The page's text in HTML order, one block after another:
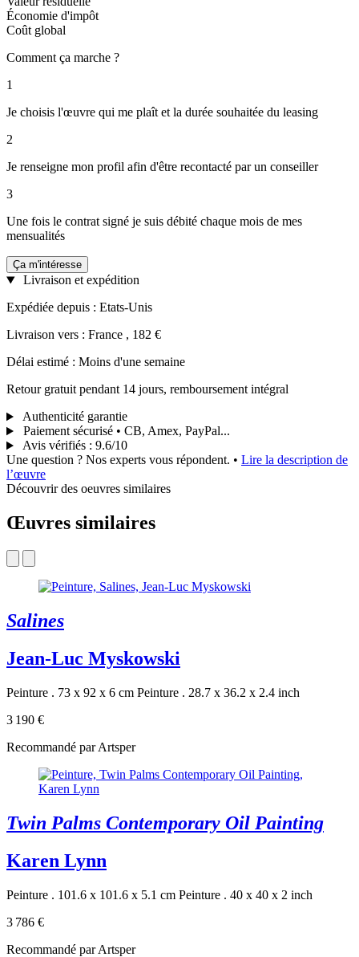
Économie d'impôt
Coût global
Comment ça marche ?
1
Je choisis l'œuvre qui me plaît et la durée souhaitée du leasing
2
Je renseigne mon profil afin d'être recontacté par un conseiller
3
Une fois le contrat signé je suis débité chaque mois de mes
mensualités
Ça m'intéresse
Livraison et expédition
Expédiée depuis : Etats-Unis
Livraison vers : France , 182 €
Délai estimé : Moins d'une semaine
Retour gratuit pendant 14 jours, remboursement intégral
Authenticité garantie
Paiement sécurisé • CB, Amex, PayPal...
Avis vérifiés : 9.6/10
Une question ? Nos experts vous répondent. • Lire la description de
l’œuvre
Découvrir des oeuvres similaires
Œuvres similaires
Salines
Jean-Luc Myskowski
Peinture . 73 x 92 x 6 cm Peinture . 28.7 x 36.2 x 2.4 inch
3 190 €
Recommandé par Artsper
Twin Palms Contemporary Oil Painting
Karen Lynn
Peinture . 101.6 x 101.6 x 5.1 cm Peinture . 40 x 40 x 2 inch
3 786 €
Recommandé par Artsper